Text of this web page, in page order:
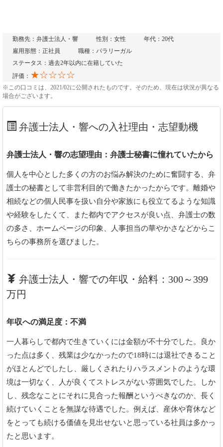
勤務先：弁護士法人・響 性別：女性
年代：20代
雇用形態：正社員
職種：パラリーガル
ステータス：過去2年以内に在籍していた
評価： ★☆☆☆☆
※この口コミは、2021/02に公開されたものです。そのため、現在は状況が異なる
場合がございます。
弁護士法人・響への入社理由・志望動機
弁護士法人・響の志望理由：弁護士秘書に憧れていたから
個人を中心とした多くの方のお悩み解決のために奮闘する、弁
護士の秘書として非営利目的で働きたかったからです。離婚や
相続などの個人民事を扱い自分や家族にも役立てるような知識
や経験をしたくて、また都内でアクセスが良い点、弁護士の数
の多さ、ホームページの印象、人事担当の華やかさなどからこ
ちらの事務所を選びました。
弁護士法人・響での年収・給料：300～399
万円
年収への満足度：不満
一人暮らしで都内で生きていくには金額が不十分でした。良か
った点は多く、残業は少なかったので18時には退社できること
がほとんどでしたし、厳しくされたりハラスメントのような環
境は一切なく、人が良くてストレスがない雰囲気でした。しか
し、残念なことにそれに見合った報酬というべきなのか、長く
続けていくことを無謀な待遇でした。例えば、産休や育休など
をとっても続ける価値を見出せないと思っている社員は多かっ
たと思います。